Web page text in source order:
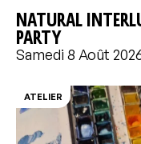
Natural
Party
Samedi 8 Août
ATELIER